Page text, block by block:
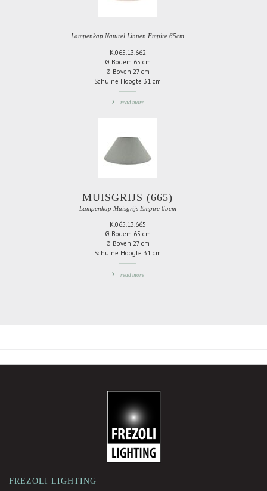
Lampenkap Naturel Linnen Empire 65cm
K.065.13.662
Ø Bodem 65 cm
Ø Boven 27 cm
Schuine Hoogte 31 cm
read more
TE
VERGELIJKEN
MUISGRIJS (665)
Lampenkap Muisgrijs Empire 65cm
K.065.13.665
Ø Bodem 65 cm
Ø Boven 27 cm
Schuine Hoogte 31 cm
read more
FREZOLI LIGHTING